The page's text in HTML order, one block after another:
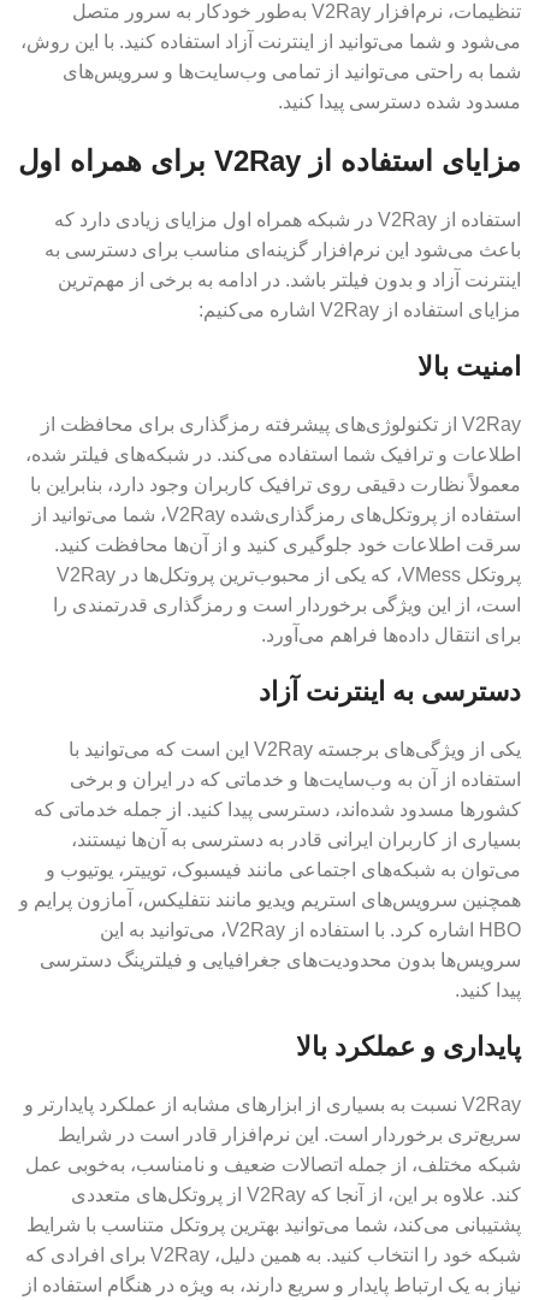
تنظیمات، نرم‌افزار V2Ray به‌طور خودکار به سرور متصل
می‌شود و شما می‌توانید از اینترنت آزاد استفاده کنید. با این روش،
شما به راحتی می‌توانید از تمامی وب‌سایت‌ها و سرویس‌های
مسدود شده دسترسی پیدا کنید.
مزایای استفاده از V2Ray برای همراه اول
استفاده از V2Ray در شبکه همراه اول مزایای زیادی دارد که
باعث می‌شود این نرم‌افزار گزینه‌ای مناسب برای دسترسی به
اینترنت آزاد و بدون فیلتر باشد. در ادامه به برخی از مهم‌ترین
مزایای استفاده از V2Ray اشاره می‌کنیم:
امنیت بالا
V2Ray از تکنولوژی‌های پیشرفته رمزگذاری برای محافظت از
اطلاعات و ترافیک شما استفاده می‌کند. در شبکه‌های فیلتر شده،
معمولاً نظارت دقیقی روی ترافیک کاربران وجود دارد، بنابراین با
استفاده از پروتکل‌های رمزگذاری‌شده V2Ray، شما می‌توانید از
سرقت اطلاعات خود جلوگیری کنید و از آن‌ها محافظت کنید.
پروتکل VMess، که یکی از محبوب‌ترین پروتکل‌ها در V2Ray
است، از این ویژگی برخوردار است و رمزگذاری قدرتمندی را
برای انتقال داده‌ها فراهم می‌آورد.
دسترسی به اینترنت آزاد
یکی از ویژگی‌های برجسته V2Ray این است که می‌توانید با
استفاده از آن به وب‌سایت‌ها و خدماتی که در ایران و برخی
کشورها مسدود شده‌اند، دسترسی پیدا کنید. از جمله خدماتی که
بسیاری از کاربران ایرانی قادر به دسترسی به آن‌ها نیستند،
می‌توان به شبکه‌های اجتماعی مانند فیسبوک، توییتر، یوتیوب و
همچنین سرویس‌های استریم ویدیو مانند نتفلیکس، آمازون پرایم و
HBO اشاره کرد. با استفاده از V2Ray، می‌توانید به این
سرویس‌ها بدون محدودیت‌های جغرافیایی و فیلترینگ دسترسی
پیدا کنید.
پایداری و عملکرد بالا
V2Ray نسبت به بسیاری از ابزارهای مشابه از عملکرد پایدارتر و
سریع‌تری برخوردار است. این نرم‌افزار قادر است در شرایط
شبکه مختلف، از جمله اتصالات ضعیف و نامناسب، به‌خوبی عمل
کند. علاوه بر این، از آنجا که V2Ray از پروتکل‌های متعددی
پشتیبانی می‌کند، شما می‌توانید بهترین پروتکل متناسب با شرایط
شبکه خود را انتخاب کنید. به همین دلیل، V2Ray برای افرادی که
نیاز به یک ارتباط پایدار و سریع دارند، به ویژه در هنگام استفاده از